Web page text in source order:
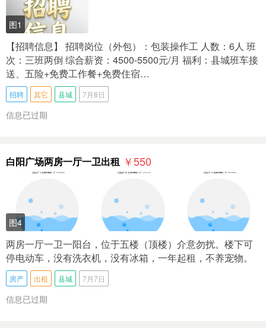
图1
【招聘信息】 招聘岗位（外包）：包装操作工 人数：6人 班
次：三班两倒 综合薪资：4500-5500元/月 福利：县城班车接
送、五险+免费工作餐+免费住宿…
招聘 其它 县城 7月8日
信息已过期
白阳广场两房一厅一卫出租 ￥550
图4
两房一厅一卫一阳台，位于五楼（顶楼）介意勿扰。楼下可
停电动车，没有洗衣机，没有冰箱，一年起租，不养宠物。
房产 出租 县城 7月7日
信息已过期